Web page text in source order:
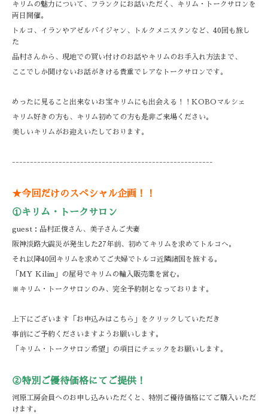
キリムの魅力について、フランクにお話いただく、キリム・トークサロンを
両日開催。
トルコ、イランやアゼルバイジャン、トルクメニスタンなど、40回も旅し
た
品村さんから、現地での買い付けのお話やキリムのお手入れ方法まで、
ここでしか聞けないお話がきける貴重でレアなトークサロンです。
めったに見ること出来ないお宝キリムにも出会える！！KOBOマルシェ
キリム好きの方も、キリム初めての方も是非ご来場ください。
美しいキリムがお迎えいたしております。
--------------------------------------------------------
★今回だけのスペシャル企画！！
①キリム・トークサロン
guest：品村正俊さん、美子さんご夫妻
阪神淡路大震災が発生した27年前、初めてキリムを求めてトルコへ。
それ以降40回キリムを求めてご夫婦でトルコ近隣諸国を旅する。
「MY Kilim」の屋号でキリムの輸入販売業を営む。
※キリム・トークサロンのみ、完全予約制となっております。
上下にございます「お申込みはこちら」をクリックしていただき
事前にご予約くださいますようお願いします。
「キリム・トークサロン希望」の項目にチェックをお願いします。
②特別ご優待価格にてご提供！
河原工房会員へのお申し込みいただくと、特別ご優待価格にてご購入いただ
けます。